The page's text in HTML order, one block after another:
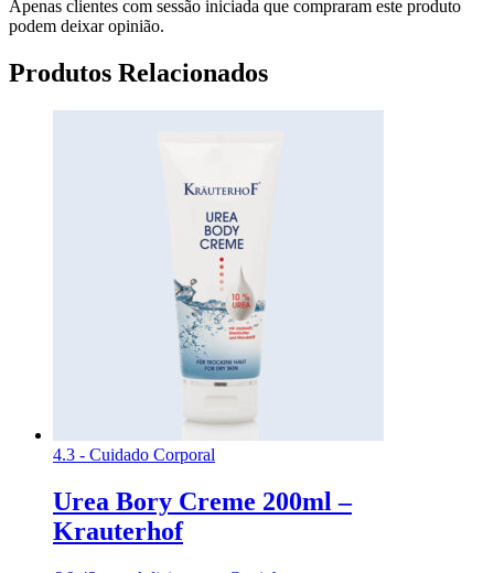
Apenas clientes com sessão iniciada que compraram este produto
podem deixar opinião.
Produtos Relacionados
4.3 - Cuidado Corporal
Urea Bory Creme 200ml –
Krauterhof